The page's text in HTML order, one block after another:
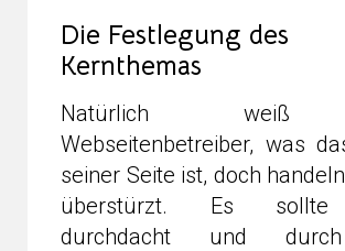
Die Festlegung des
Kernthemas
Natürlich weiß
Webseitenbetreiber, was
seiner Seite ist, doch
überstürzt. Es sollte
durchdacht und